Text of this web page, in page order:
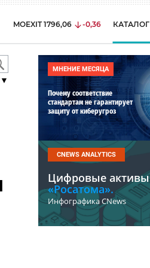
MOEXIT 1796,06 -0,36 КАТАЛОГ
▼
МНЕНИЕ МЕСЯЦА
Почему соответствие
стандартам не гарантирует
защиту от киберугроз
CNEWS ANALYTICS
Цифровые активы
«Росатома».
Инфографика CNews